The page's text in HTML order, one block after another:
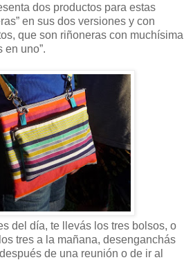
dos productos para estas
en sus dos versiones y con
que son riñoneras con muchísima
en uno”.
del día, te llevás los tres bolsos, o
tres a la mañana, desenganchás
de una reunión o de ir al